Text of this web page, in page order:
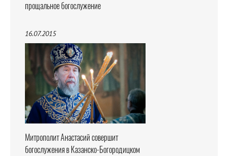
прощальное богослужение
16.07.2015
Митрополит Анастасий совершит
богослужения в Казанско-Богородицком